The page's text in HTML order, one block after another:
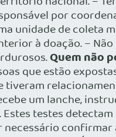
por
unidade de coleta
à doação. –
Quem não
que estão
tiveram
um lanche,
testes
necessário